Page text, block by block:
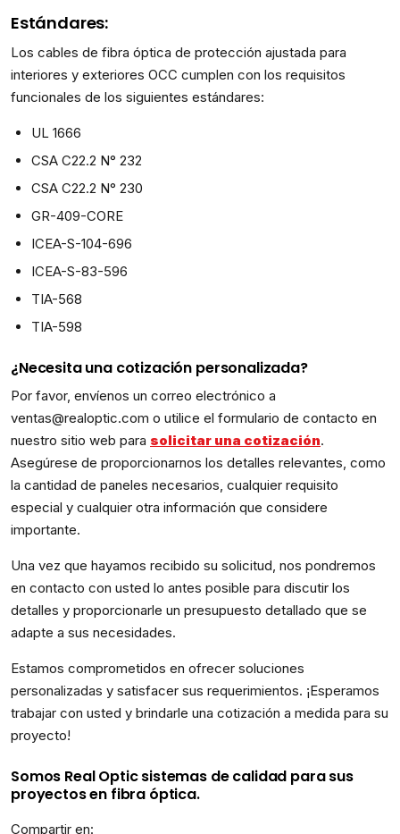
Estándares:
Los cables de fibra óptica de protección ajustada para
interiores y exteriores OCC cumplen con los requisitos
funcionales de los siguientes estándares:
UL 1666
CSA C22.2 N° 232
CSA C22.2 N° 230
GR-409-CORE
ICEA-S-104-696
ICEA-S-83-596
TIA-568
TIA-598
¿Necesita una cotización personalizada?
Por favor, envíenos un correo electrónico a
ventas@realoptic.com o utilice el formulario de contacto en
nuestro sitio web para solicitar una cotización.
Asegúrese de proporcionarnos los detalles relevantes, como
la cantidad de paneles necesarios, cualquier requisito
especial y cualquier otra información que considere
importante.
Una vez que hayamos recibido su solicitud, nos pondremos
en contacto con usted lo antes posible para discutir los
detalles y proporcionarle un presupuesto detallado que se
adapte a sus necesidades.
Estamos comprometidos en ofrecer soluciones
personalizadas y satisfacer sus requerimientos. ¡Esperamos
trabajar con usted y brindarle una cotización a medida para su
proyecto!
Somos Real Optic sistemas de calidad para sus
proyectos en fibra óptica.
Compartir en: